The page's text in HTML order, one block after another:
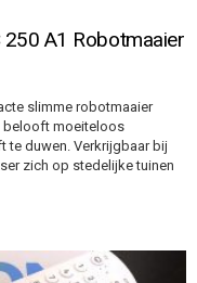
250 A1 Robotmaaier
slimme robotmaaier
belooft moeiteloos
te duwen. Verkrijgbaar bij
zich op stedelijke tuinen